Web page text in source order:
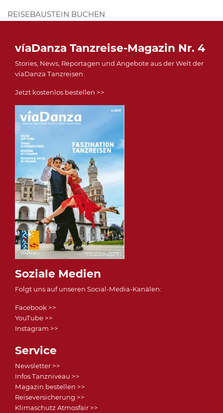
REISEBAUSTEIN BUCHEN
víaDanza Tanzreise-Magazin Nr. 4
Stories, News, Reportagen und Angebote aus der Welt der
víaDanza Tanzreisen.
Jetzt kostenlos bestellen >>
Soziale Medien
Folgt uns auf unseren Social-Media-Kanälen:
Facebook >>
YouTube >>
Instagram >>
Service
Newsletter >>
Infos Tanzniveau >>
Magazin bestellen >>
Reiseversicherung >>
Klimaschutz Atmosfair >>